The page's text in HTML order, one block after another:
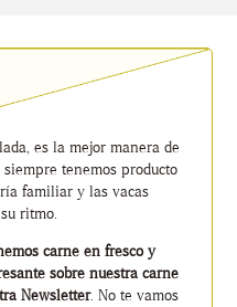
es la mejor manera de
tenemos producto
familiar y las vacas
ritmo.
carne en fresco y
sobre nuestra carne
Newsletter. No te vamos